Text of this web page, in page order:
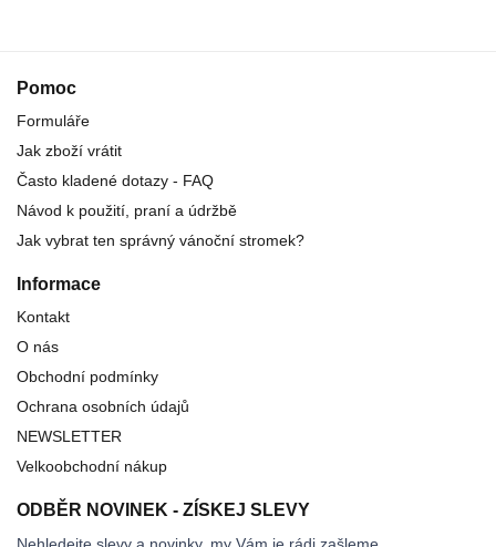
Pomoc
Formuláře
Jak zboží vrátit
Často kladené dotazy - FAQ
Návod k použití, praní a údržbě
Jak vybrat ten správný vánoční stromek?
Informace
Kontakt
O nás
Obchodní podmínky
Ochrana osobních údajů
NEWSLETTER
Velkoobchodní nákup
ODBĚR NOVINEK - ZÍSKEJ SLEVY
Nehledejte slevy a novinky, my Vám je rádi zašleme.